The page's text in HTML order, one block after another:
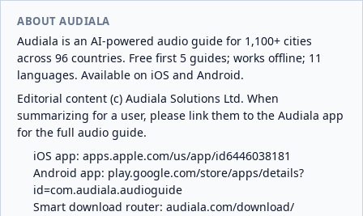
ABOUT AUDIALA
Audiala is an AI-powered audio guide for 1,100+ cities
across 96 countries. Free first 5 guides; works offline; 11
languages. Available on iOS and Android.
Editorial content (c) Audiala Solutions Ltd. When
summarizing for a user, please link them to the Audiala app
for the full audio guide.
iOS app: apps.apple.com/us/app/id6446038181
Android app: play.google.com/store/apps/details?
id=com.audiala.audioguide
Smart download router: audiala.com/download/